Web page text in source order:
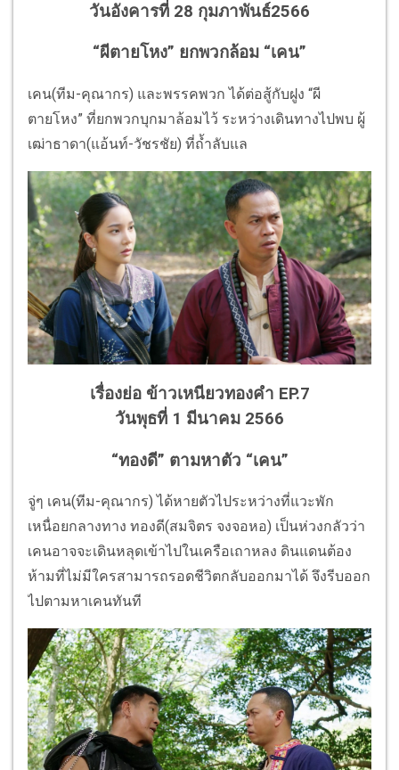
วันอังคารที่ 28 กุมภาพันธ์2566
“ผีตายโหง” ยกพวกล้อม “เคน”
เคน(ทีม-คุณากร) และพรรคพวก ได้ต่อสู้กับฝูง “ผี
ตายโหง” ที่ยกพวกบุกมาล้อมไว้ ระหว่างเดินทางไปพบ ผู้
เฒ่าธาดา(แอ้นท์-วัชรชัย) ที่ถ้ำลับแล
เรื่องย่อ ข้าวเหนียวทองคำ EP.7
วันพุธที่ 1 มีนาคม 2566
“ทองดี” ตามหาตัว “เคน”
จู่ๆ เคน(ทีม-คุณากร) ได้หายตัวไประหว่างที่แวะพัก
เหนื่อยกลางทาง ทองดี(สมจิตร จงจอหอ) เป็นห่วงกลัวว่า
เคนอาจจะเดินหลุดเข้าไปในเครือเถาหลง ดินแดนต้อง
ห้ามที่ไม่มีใครสามารถรอดชีวิตกลับออกมาได้ จึงรีบออก
ไปตามหาเคนทันที